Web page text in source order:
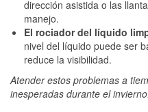
dirección asistida o las
manejo.
El rociador del líquido
nivel del líquido puede ser
reduce la visibilidad.
Atender estos problemas a
inesperadas durante el invierno.